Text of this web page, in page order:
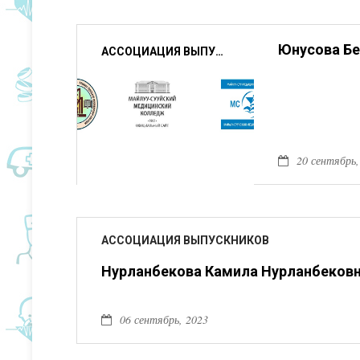
АССОЦИАЦИЯ ВЫПУСКНИКОВ Юнусова
20
АССОЦИАЦИЯ ВЫПУСКНИКОВ
Нурланбекова Камила
06 сентябрь, 2023